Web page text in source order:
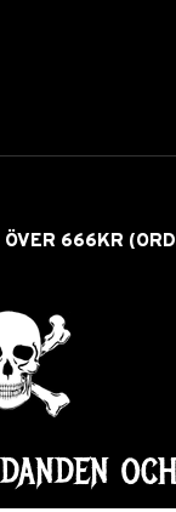
666KR